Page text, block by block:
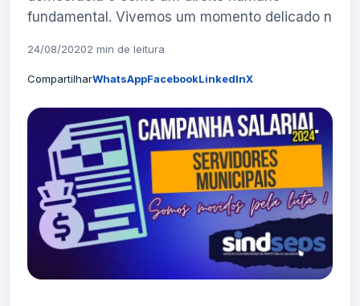
fundamental. Vivemos um momento delicado n
24/08/20202 min de leitura
CompartilharWhatsAppFacebookLinkedInX